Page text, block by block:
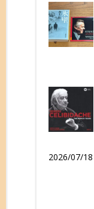
2026/07/18